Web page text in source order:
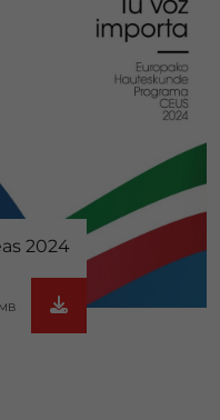
2024
MB